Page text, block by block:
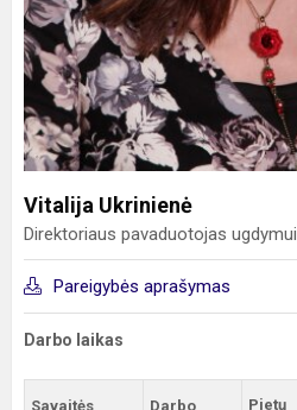
Vitalija Ukrinienė
Direktoriaus pavaduotojas ugdymui
Pareigybės aprašymas
Darbo laikas
Savaitės
Darbo
Pietų